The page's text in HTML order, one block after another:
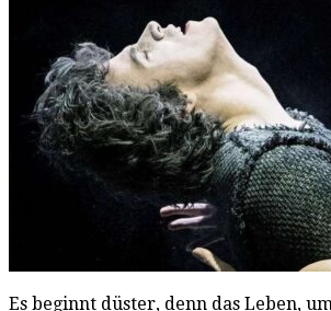
Es beginnt düster, denn das Leben,